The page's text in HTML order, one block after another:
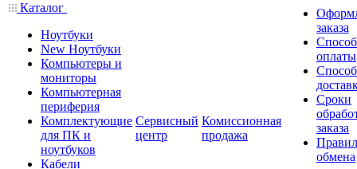
Каталог
Ноутбуки
New Ноутбуки
Компьютеры и
мониторы
Компьютерная
периферия
Комплектующие
для ПК и
ноутбуков
Кабели
Сервисный
центр
Комиссионная
продажа
заказа
оплаты
Сроки
заказа
обмена